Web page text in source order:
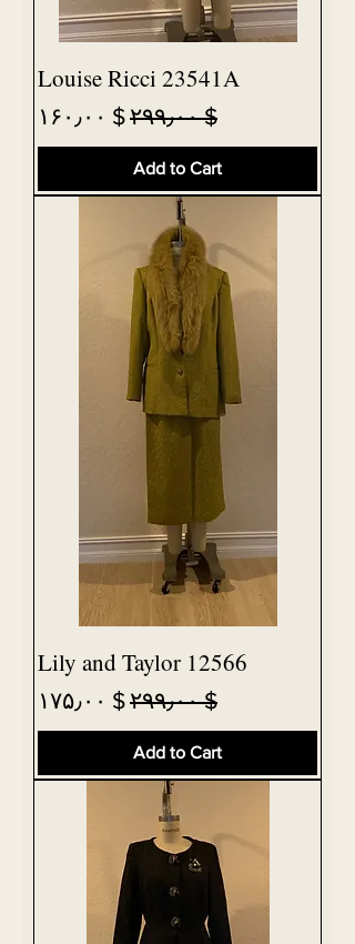
Louise Ricci 23541A
Regular Price
$ ۲۹۹٫۰۰ Sale Price
$ ۱۶۰٫۰۰
Add to Cart
Lily and Taylor 12566
Regular Price
$ ۲۹۹٫۰۰ Sale Price
$ ۱۷۵٫۰۰
Add to Cart